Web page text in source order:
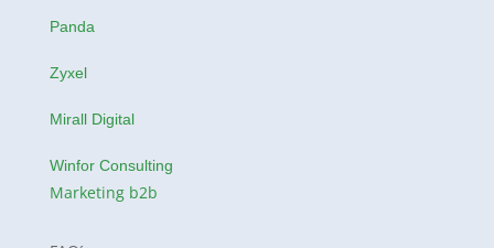
Panda
Zyxel
Mirall Digital
Winfor Consulting
Marketing b2b